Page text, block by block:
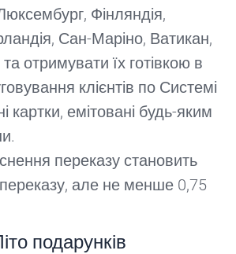
Фінляндія,
Сан-Маріно, Ватикан,
отримувати їх готівкою в
клієнтів по Системі
картки, емітовані будь-яким
переказу становить
але не менше 0,75
подарунків